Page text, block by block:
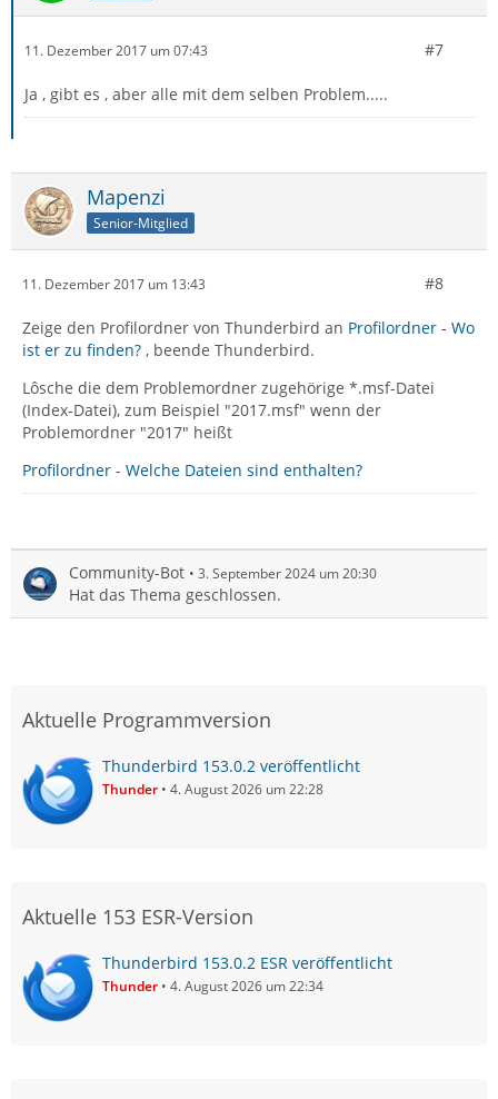
11. Dezember 2017 um 07:43 #7
Ja , gibt es , aber alle mit dem selben Problem.....
Mapenzi
Senior-Mitglied
11. Dezember 2017 um 13:43 #8
Zeige den Profilordner von Thunderbird an Profilordner - Wo
ist er zu finden? , beende Thunderbird.
Lôsche die dem Problemordner zugehörige *.msf-Datei
(Index-Datei), zum Beispiel "2017.msf" wenn der
Problemordner "2017" heißt
Profilordner - Welche Dateien sind enthalten?
Community-Bot 3. September 2024 um 20:30
Hat das Thema geschlossen.
Aktuelle Programmversion
Thunderbird 153.0.2 veröffentlicht
Thunder 4. August 2026 um 22:28
Aktuelle 153 ESR-Version
Thunderbird 153.0.2 ESR veröffentlicht
Thunder 4. August 2026 um 22:34